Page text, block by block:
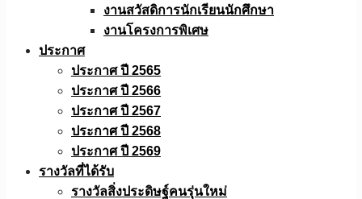
งานสวัสดิการนักเรียนนักศึกษา
งานโครงการพิเศษ
ประกาศ
ประกาศ ปี 2565
ประกาศ ปี 2566
ประกาศ ปี 2567
ประกาศ ปี 2568
ประกาศ ปี 2569
รางวัลที่ได้รับ
รางวัลสิ่งประดิษฐ์คนรุ่นใหม่